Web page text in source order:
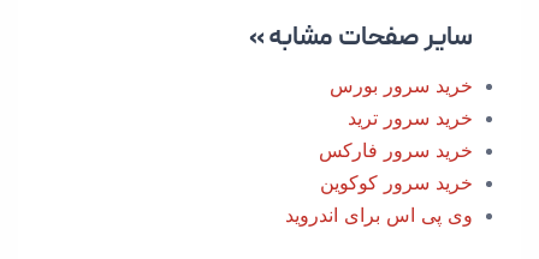
صفحات مشابه »
سرور بورس
ترید
فارکس
کوکوین
اس برای اندروید